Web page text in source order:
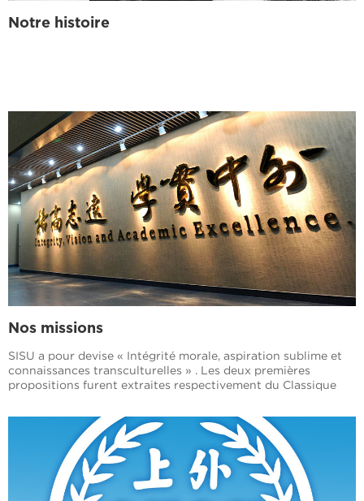
Notre histoire
Nos missions
SISU a pour devise « Intégrité morale, aspiration sublime et
connaissances transculturelles » . Les deux premières
propositions furent extraites respectivement du Classique
agir avec intégrité, de sorte à garder ses principes bien
respectés dans sa vie et sa réputation intacte après sa mort »